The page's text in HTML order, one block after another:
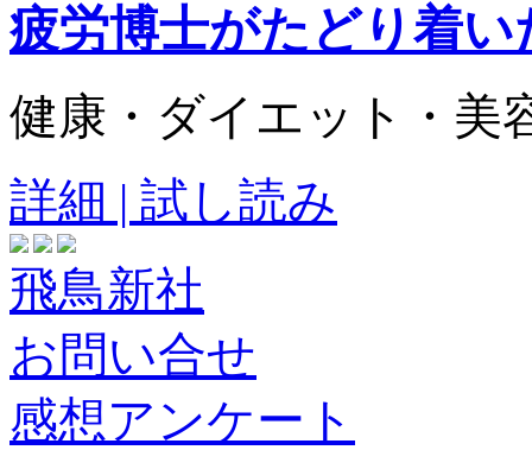
疲労博士がたどり着
健康・ダイエット・美
詳細 | 試し読み
飛鳥新社
お問い合せ
感想アンケート